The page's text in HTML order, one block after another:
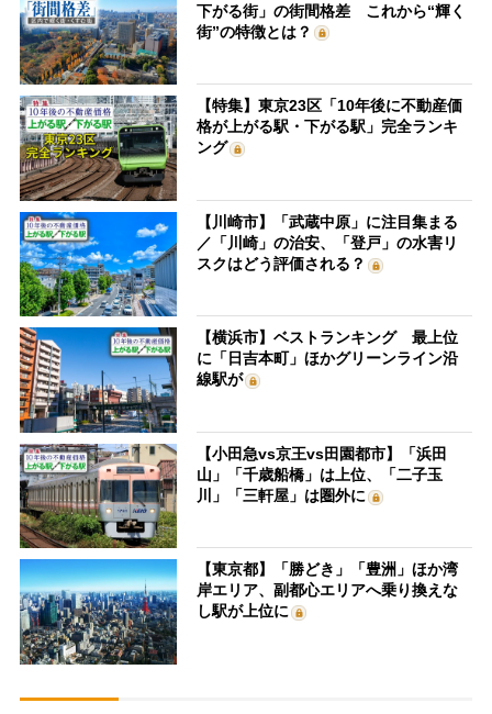
下がる街」の街間格差 これから“輝く
街”の特徴とは？
【特集】東京23区「10年後に不動産価
格が上がる駅・下がる駅」完全ランキ
ング
【川崎市】「武蔵中原」に注目集まる
／「川崎」の治安、「登戸」の水害リ
スクはどう評価される？
【横浜市】ベストランキング 最上位
に「日吉本町」ほかグリーンライン沿
線駅が
【小田急vs京王vs田園都市】「浜田
山」「千歳船橋」は上位、「二子玉
川」「三軒屋」は圏外に
【東京都】「勝どき」「豊洲」ほか湾
岸エリア、副都心エリアへ乗り換えな
し駅が上位に